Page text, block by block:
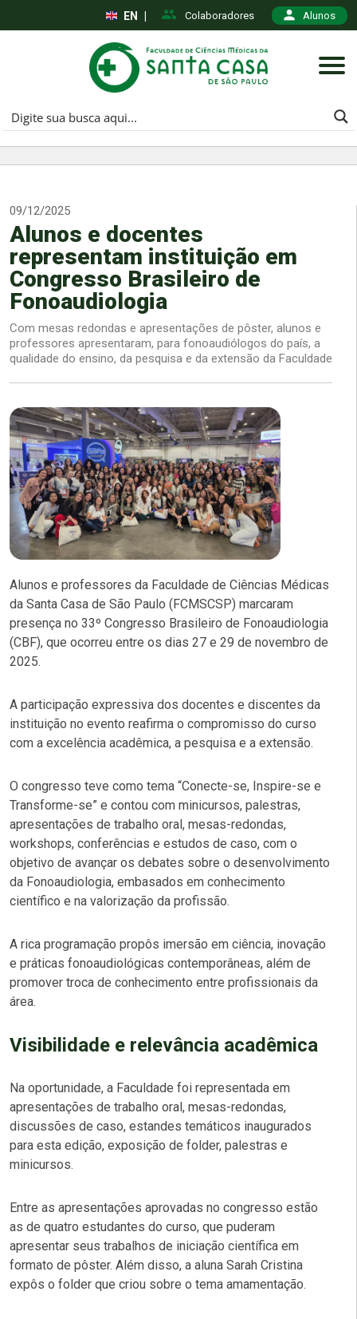
Colaboradores Alunos
EN
09/12/2025
Alunos e docentes
representam instituição em
Congresso Brasileiro de
Fonoaudiologia
Com mesas redondas e apresentações de pôster, alunos e
professores apresentaram, para fonoaudiólogos do país, a
qualidade do ensino, da pesquisa e da extensão da Faculdade
Alunos e professores da Faculdade de Ciências Médicas
da Santa Casa de São Paulo (FCMSCSP) marcaram
presença no 33º Congresso Brasileiro de Fonoaudiologia
(CBF), que ocorreu entre os dias 27 e 29 de novembro de
2025.
A participação expressiva dos docentes e discentes da
instituição no evento reafirma o compromisso do curso
com a excelência acadêmica, a pesquisa e a extensão.
O congresso teve como tema “Conecte-se, Inspire-se e
Transforme-se” e contou com minicursos, palestras,
apresentações de trabalho oral, mesas-redondas,
workshops, conferências e estudos de caso, com o
objetivo de avançar os debates sobre o desenvolvimento
da Fonoaudiologia, embasados em conhecimento
científico e na valorização da profissão.
A rica programação propôs imersão em ciência, inovação
e práticas fonoaudiológicas contemporâneas, além de
promover troca de conhecimento entre profissionais da
área.
Visibilidade e relevância acadêmica
Na oportunidade, a Faculdade foi representada em
apresentações de trabalho oral, mesas-redondas,
discussões de caso, estandes temáticos inaugurados
para esta edição, exposição de folder, palestras e
minicursos.
Entre as apresentações aprovadas no congresso estão
as de quatro estudantes do curso, que puderam
apresentar seus trabalhos de iniciação científica em
formato de pôster. Além disso, a aluna Sarah Cristina
expôs o folder que criou sobre o tema amamentação.